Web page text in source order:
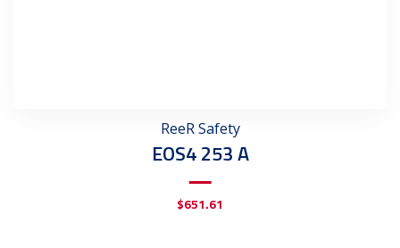
ReeR Safety
EOS4 253 A
$651.61